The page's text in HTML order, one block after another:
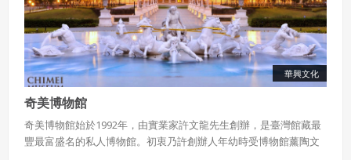
華興文化
奇美博物館
奇美博物館始於1992年，由實業家許文龍先生創辦，是臺灣館藏最
豐最富盛名的私人博物館。初衷乃許創辦人年幼時受博物館薰陶文